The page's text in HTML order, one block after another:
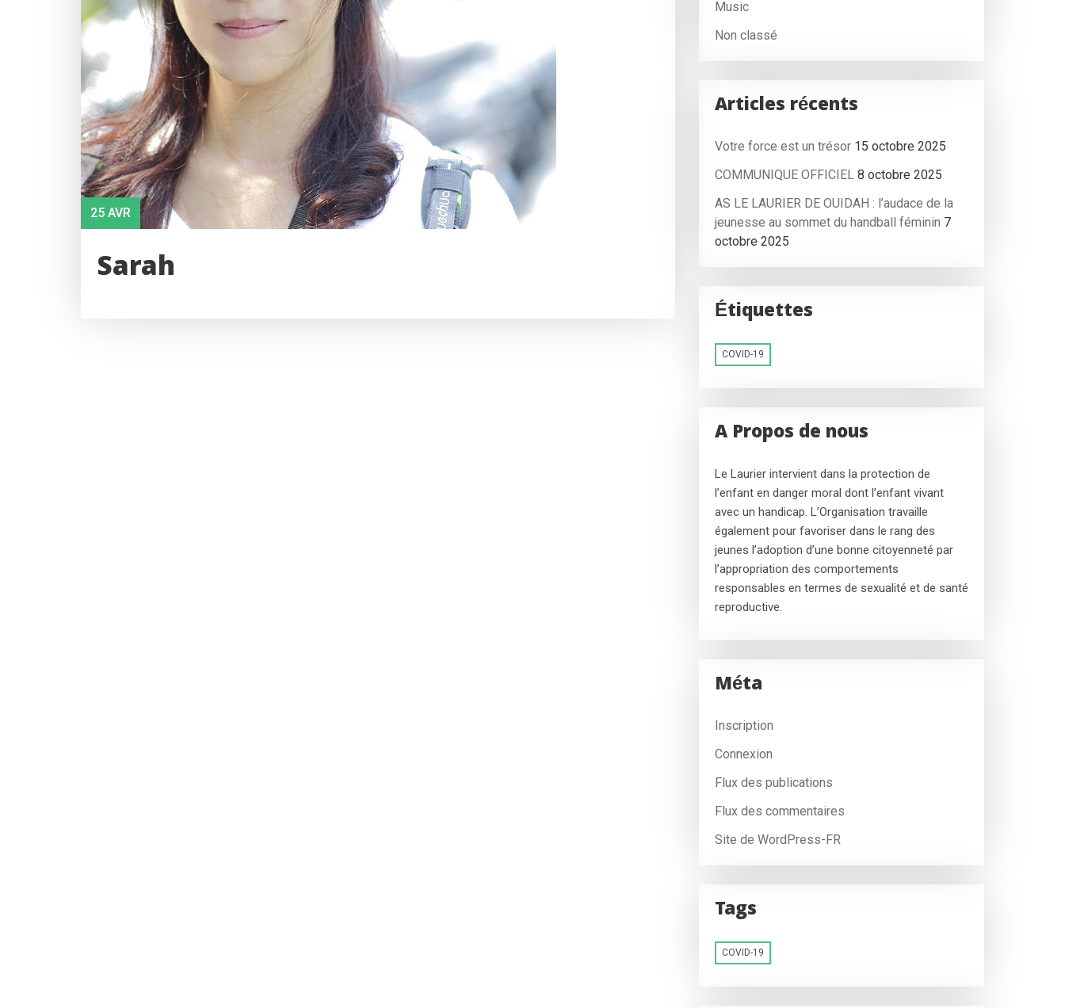
25 AVR
Sarah
Music
Non classé
Articles récents
Votre force est un trésor 15 octobre 2025
COMMUNIQUE OFFICIEL 8 octobre 2025
AS LE LAURIER DE OUIDAH : l’audace de la
jeunesse au sommet du handball féminin 7
octobre 2025
Étiquettes
COVID-19
A Propos de nous
Le Laurier intervient dans la protection de
l’enfant en danger moral dont l’enfant vivant
avec un handicap. L’Organisation travaille
également pour favoriser dans le rang des
jeunes l’adoption d’une bonne citoyenneté par
l’appropriation des comportements
responsables en termes de sexualité et de santé
reproductive.
Méta
Inscription
Connexion
Flux des publications
Flux des commentaires
Site de WordPress-FR
Tags
COVID-19